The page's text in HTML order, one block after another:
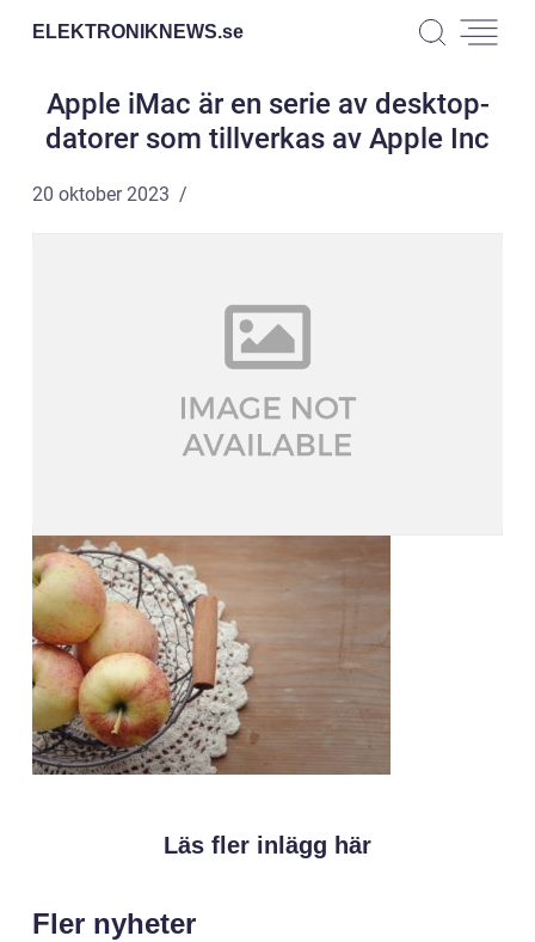
ELEKTRONIKNEWS.se
Apple iMac är en serie av desktop-
datorer som tillverkas av Apple Inc
20 oktober 2023
Läs fler inlägg här
Fler nyheter